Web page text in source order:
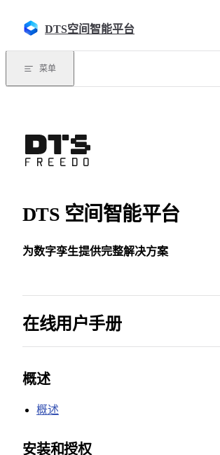
DTS空间智能平台
菜单
DTS 空间智能平台
为数字孪生提供完整解决方案
在线用户手册
概述
概述
安装和授权